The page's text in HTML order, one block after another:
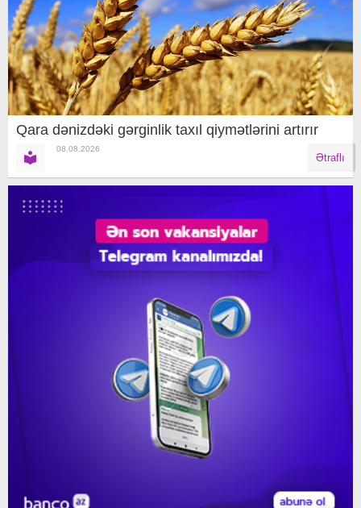
Qara dənizdəki gərginlik taxıl qiymətlərini artırır
08.08.2026
Ətraflı